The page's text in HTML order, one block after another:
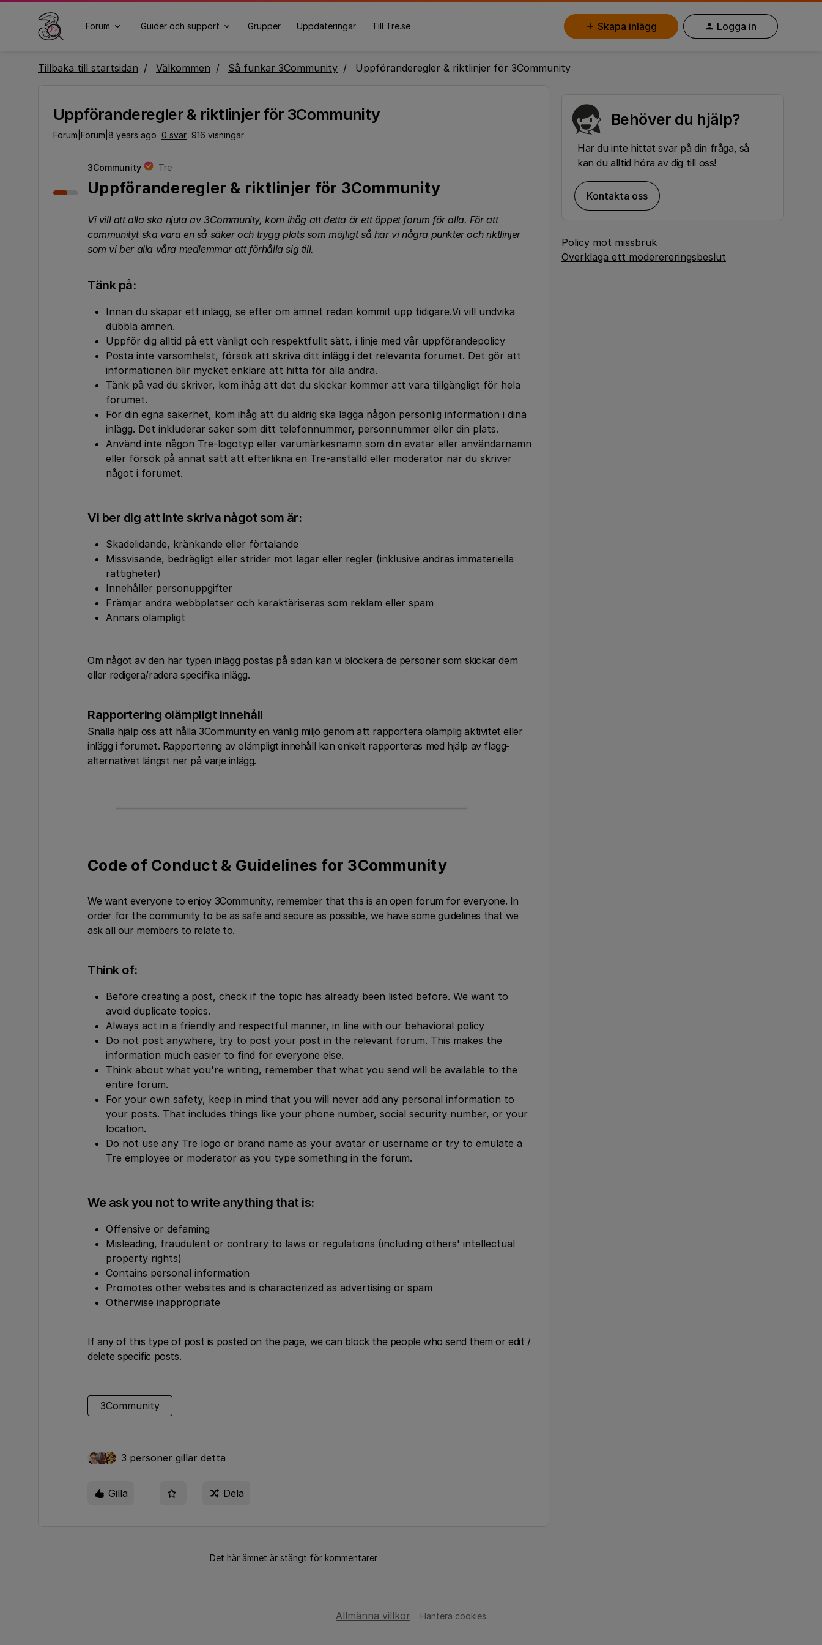
Forum Guider och support Grupper Uppdateringar Till Tre.se Skapa inlägg Logga in
Tillbaka till startsidan Välkommen Så funkar 3Community Uppföranderegler & riktlinjer för 3Community
Uppföranderegler & riktlinjer för 3Community
Forum|Forum|8 years ago 0 svar 916 visningar
3Community Tre
Uppföranderegler & riktlinjer för 3Community
Vi vill att alla ska njuta av 3Community, kom ihåg att detta är ett öppet forum för alla. För att
communityt ska vara en så säker och trygg plats som möjligt så har vi några punkter och riktlinjer
som vi ber alla våra medlemmar att förhålla sig till.
Tänk på:
Innan du skapar ett inlägg, se efter om ämnet redan kommit upp tidigare.Vi vill undvika
dubbla ämnen.
Uppför dig alltid på ett vänligt och respektfullt sätt, i linje med vår uppförandepolicy
Posta inte varsomhelst, försök att skriva ditt inlägg i det relevanta forumet. Det gör att
informationen blir mycket enklare att hitta för alla andra.
Tänk på vad du skriver, kom ihåg att det du skickar kommer att vara tillgängligt för hela
forumet.
För din egna säkerhet, kom ihåg att du aldrig ska lägga någon personlig information i dina
inlägg. Det inkluderar saker som ditt telefonnummer, personnummer eller din plats.
Använd inte någon Tre-logotyp eller varumärkesnamn som din avatar eller användarnamn
eller försök på annat sätt att efterlikna en Tre-anställd eller moderator när du skriver
något i forumet.
Vi ber dig att inte skriva något som är:
Skadelidande, kränkande eller förtalande
Missvisande, bedrägligt eller strider mot lagar eller regler (inklusive andras immateriella
rättigheter)
Innehåller personuppgifter
Främjar andra webbplatser och karaktäriseras som reklam eller spam
Annars olämpligt
Om något av den här typen inlägg postas på sidan kan vi blockera de personer som skickar dem
eller redigera/radera specifika inlägg.
Rapportering olämpligt innehåll
Snälla hjälp oss att hålla 3Community en vänlig miljö genom att rapportera olämplig aktivitet eller
inlägg i forumet. Rapportering av olämpligt innehåll kan enkelt rapporteras med hjälp av flagg-
alternativet längst ner på varje inlägg.
Code of Conduct & Guidelines for 3Community
We want everyone to enjoy 3Community, remember that this is an open forum for everyone. In
order for the community to be as safe and secure as possible, we have some guidelines that we
ask all our members to relate to.
Think of:
Before creating a post, check if the topic has already been listed before. We want to
avoid duplicate topics.
Always act in a friendly and respectful manner, in line with our behavioral policy
Do not post anywhere, try to post your post in the relevant forum. This makes the
information much easier to find for everyone else.
Think about what you're writing, remember that what you send will be available to the
entire forum.
For your own safety, keep in mind that you will never add any personal information to
your posts. That includes things like your phone number, social security number, or your
location.
Do not use any Tre logo or brand name as your avatar or username or try to emulate a
Tre employee or moderator as you type something in the forum.
We ask you not to write anything that is:
Offensive or defaming
Misleading, fraudulent or contrary to laws or regulations (including others' intellectual
property rights)
Contains personal information
Promotes other websites and is characterized as advertising or spam
Otherwise inappropriate
If any of this type of post is posted on the page, we can block the people who send them or edit /
delete specific posts.
3Community
3 personer gillar detta
Gilla Dela
Det här ämnet är stängt för kommentarer
Behöver du hjälp?
Har du inte hittat svar på din fråga, så
kan du alltid höra av dig till oss!
Kontakta oss
Policy mot missbruk
Överklaga ett moderereringsbeslut
Allmänna villkor Hantera cookies